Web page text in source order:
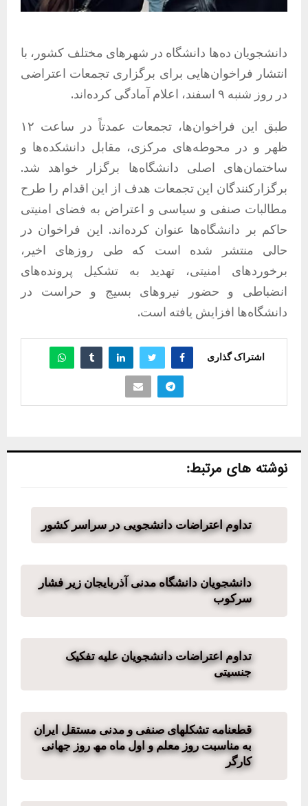
دانشجویان ده‌ها دانشگاه در شهرهای مختلف کشور، با
انتشار فراخوان‌هایی برای برگزاری تجمعات اعتراضی
در روز شنبه ۹ اسفند، اعلام آمادگی کرده‌اند.
طبق این فراخوان‌ها، تجمعات عمدتاً در ساعت ۱۲
ظهر و در محوطه‌های مرکزی، مقابل دانشکده‌ها و
ساختمان‌های اصلی دانشگاه‌ها برگزار خواهد شد.
برگزارکنندگان این تجمعات هدف از این اقدام را طرح
مطالبات صنفی و سیاسی و اعتراض به فضای امنیتی
حاکم بر دانشگاه‌ها عنوان کرده‌اند. این فراخوان در
حالی منتشر شده است که طی روزهای اخیر،
برخوردهای امنیتی، تهدید به تشکیل پرونده‌های
انضباطی و حضور نیروهای بسیج و حراست در
دانشگاه‌ها افزایش یافته است.
اشتراک گذاری
نوشته های مرتبط:
تداوم اعتراضات دانشجویی در سراسر کشور
دانشجویان دانشگاه مدنی آذربایجان زیر فشار
سرکوب
تداوم اعتراضات دانشجویان علیه تفکیک
جنسیتی
قطعنامه تشکلھای صنفی و مدنی مستقل ایران
به مناسبت روز معلم و اول ماه مھ روز جھانی
کارگر